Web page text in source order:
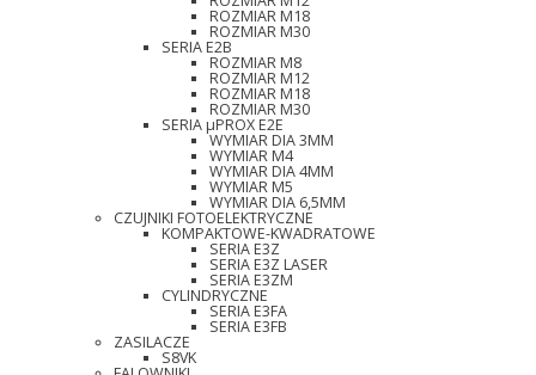
ROZMIAR M18
ROZMIAR M30
SERIA E2B
ROZMIAR M8
ROZMIAR M12
ROZMIAR M18
ROZMIAR M30
SERIA µPROX E2E
WYMIAR DIA 3MM
WYMIAR M4
WYMIAR DIA 4MM
WYMIAR M5
WYMIAR DIA 6,5MM
CZUJNIKI FOTOELEKTRYCZNE
KOMPAKTOWE-KWADRATOWE
SERIA E3Z
SERIA E3Z LASER
SERIA E3ZM
CYLINDRYCZNE
SERIA E3FA
SERIA E3FB
ZASILACZE
S8VK